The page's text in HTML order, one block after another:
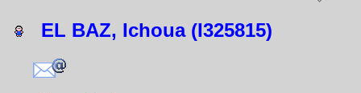
EL BAZ, Ichoua (I325815)